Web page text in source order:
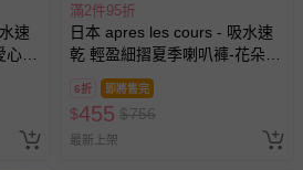
運送僅限台灣本島。如您位於離島地
或須依據商品需加收離島運費。廠商
。離島、偏遠地區、樓層親送等加價
可於訂單個人資料內的查詢訂單內，
。
速
-
滿2件95折
日本 apres les cours - 吸水速
乾 輕盈細摺夏季喇叭褲-花朵-
6折 即將售完
$455 $756
最新上架